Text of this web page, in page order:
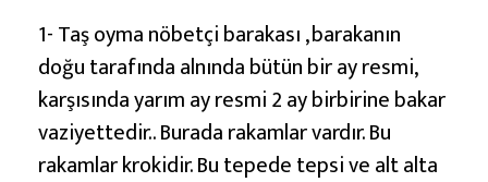
l
a
m
l
a
1- Taş oyma nöbetçi barakası , barakanın
doğu tarafında alnında bütün bir ay resmi,
karşısında yarım ay resmi 2 ay birbirine bakar
vaziyettedir.. Burada rakamlar vardır. Bu
rakamlar krokidir. Bu tepede tepsi ve alt alta